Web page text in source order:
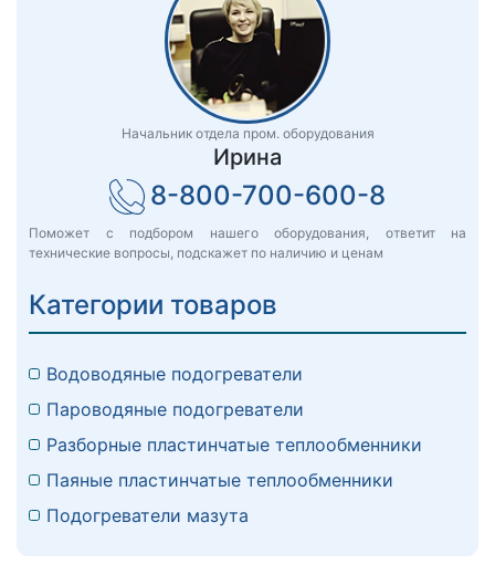
Начальник отдела пром. оборудования
Ирина
8-800-700-600-8
Поможет с подбором нашего оборудования, ответит на
технические вопросы, подскажет по наличию и ценам
Категории товаров
Водоводяные подогреватели
Пароводяные подогреватели
Разборные пластинчатые теплообменники
Паяные пластинчатые теплообменники
Подогреватели мазута